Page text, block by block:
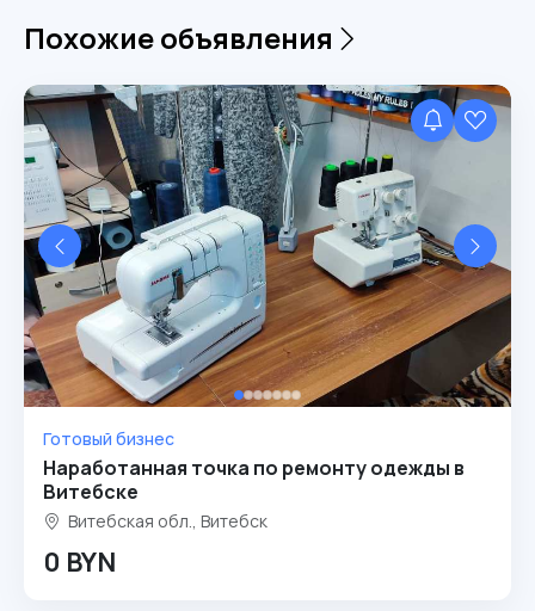
Похожие объявления
Готовый бизнес
Наработанная точка по ремонту одежды в
Витебске
Витебская обл., Витебск
0 BYN